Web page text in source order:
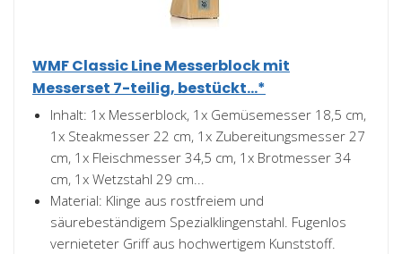
WMF Classic Line Messerblock mit
Messerset 7-teilig, bestückt...*
Inhalt: 1x Messerblock, 1x Gemüsemesser 18,5 cm,
1x Steakmesser 22 cm, 1x Zubereitungsmesser 27
cm, 1x Fleischmesser 34,5 cm, 1x Brotmesser 34
cm, 1x Wetzstahl 29 cm...
Material: Klinge aus rostfreiem und
säurebeständigem Spezialklingenstahl. Fugenlos
vernieteter Griff aus hochwertigem Kunststoff.